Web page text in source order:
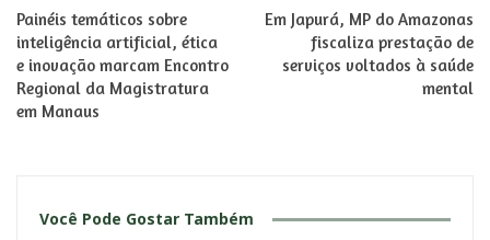
Painéis temáticos sobre
inteligência artificial, ética
e inovação marcam Encontro
Regional da Magistratura
em Manaus
Em Japurá, MP do Amazonas
fiscaliza prestação de
serviços voltados à saúde
mental
Você Pode Gostar Também